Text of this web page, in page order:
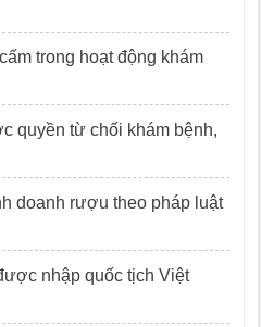
trong hoạt động khám
quyền từ chối khám bệnh,
doanh rượu theo pháp luật
nhập quốc tịch Việt